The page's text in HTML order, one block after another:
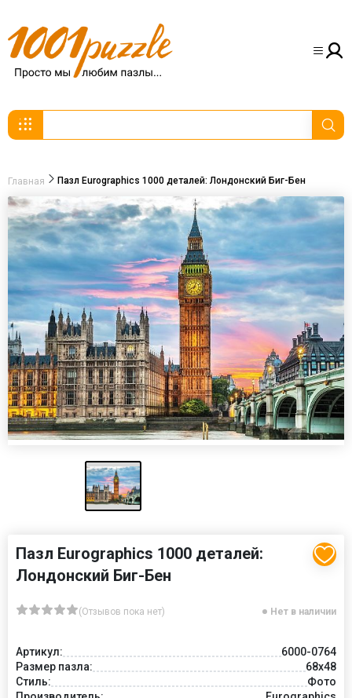
Главная Пазл Eurographics 1000 деталей: Лондонский Биг-Бен
Пазл Eurographics 1000 деталей:
Лондонский Биг-Бен
(Отзывов пока нет) Нет в наличии
Артикул:
6000-0764
Размер пазла:
68x48
Стиль:
Фото